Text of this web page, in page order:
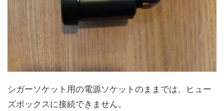
シガーソケット用の電源ソケットのままでは、ヒュー
ズボックスに接続できません。